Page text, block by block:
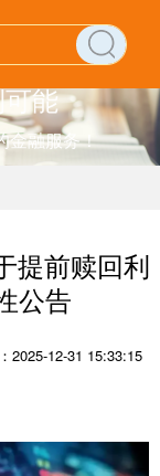
能
金融服务！
提前赎回利
公告
2025-12-31 15:33:15